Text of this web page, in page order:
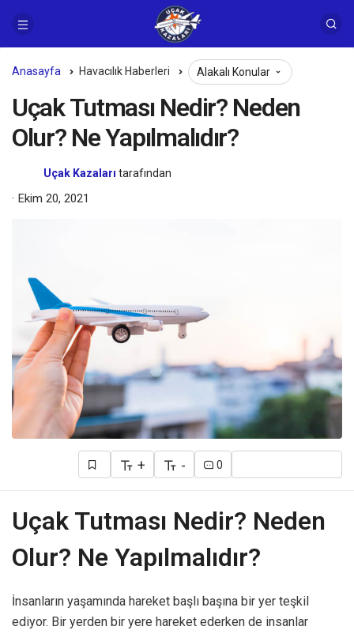
Anasayfa Havacılık Haberleri Alakalı Konular
Uçak Tutması Nedir? Neden
Olur? Ne Yapılmalıdır?
Uçak Kazaları tarafından
Ekim 20, 2021
+ - 0
Uçak Tutması Nedir? Neden
Olur? Ne Yapılmalıdır?
İnsanların yaşamında hareket başlı başına bir yer teşkil
ediyor. Bir yerden bir yere hareket ederken de insanlar